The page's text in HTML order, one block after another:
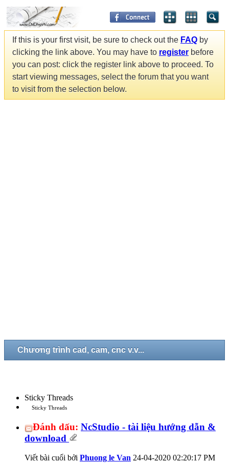
If this is your first visit, be sure to check out the FAQ by
clicking the link above. You may have to register before
you can post: click the register link above to proceed. To
start viewing messages, select the forum that you want
to visit from the selection below.
Chương trình cad, cam, cnc v.v...
Sticky Threads
Sticky Threads
Đánh dấu: NcStudio - tài liệu hướng dẫn &
download
Viết bài cuối bởi Phuong le Van 24-04-2020 02:20:17 PM